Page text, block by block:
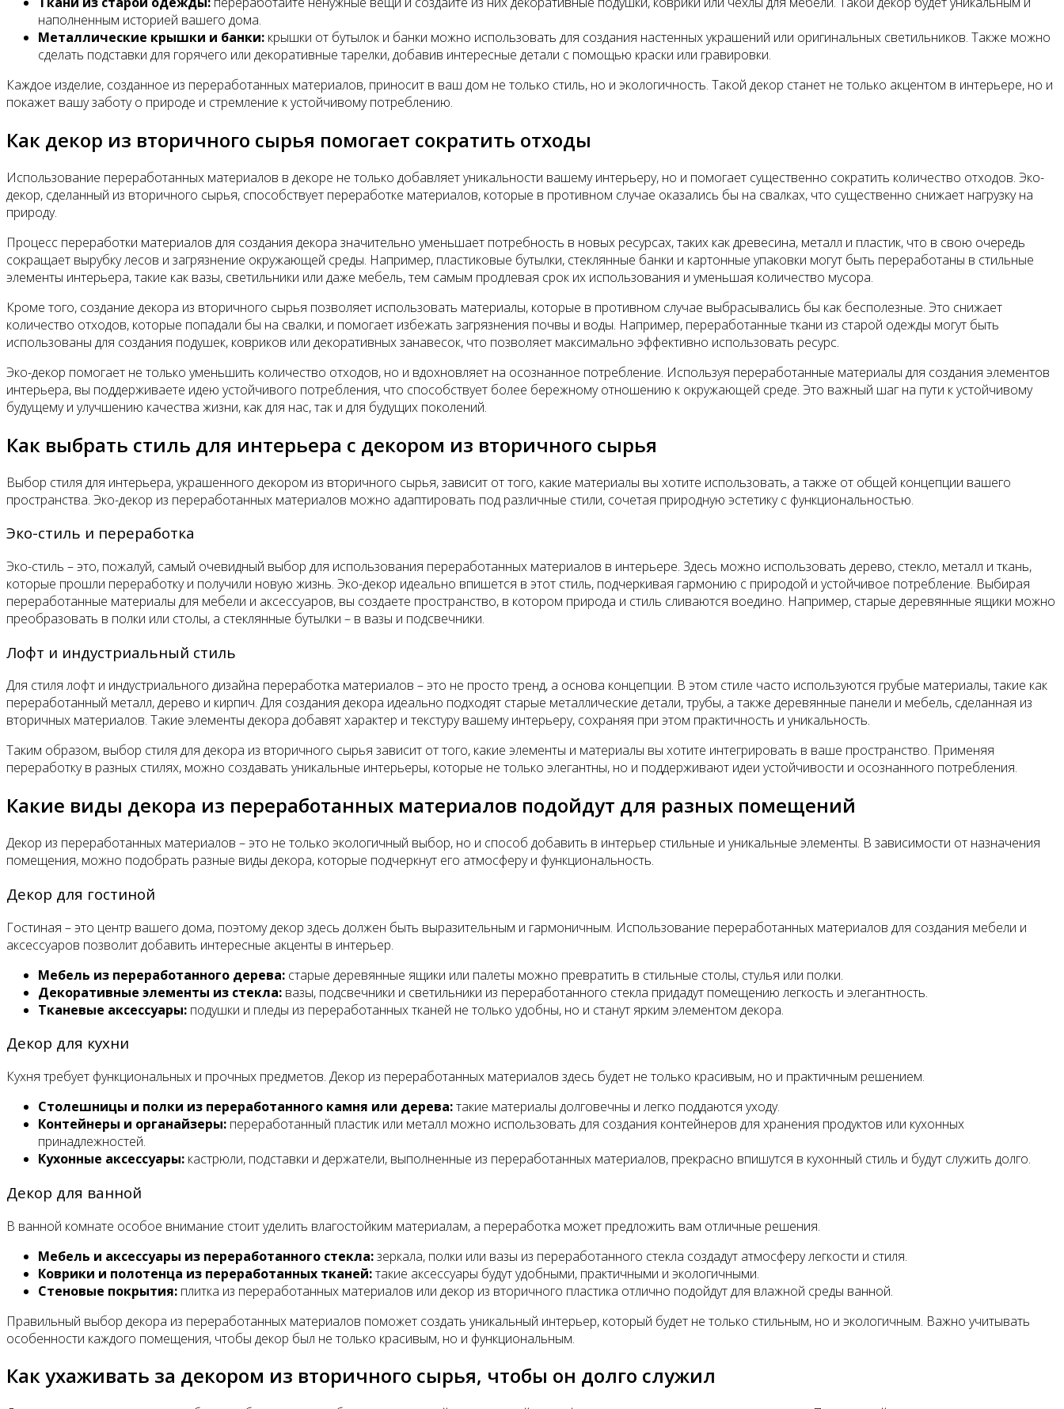
наполненным историей вашего дома.
Металлические крышки и банки: крышки от бутылок и банки можно использовать для создания настенных украшений или оригинальных светильников. Также можно
сделать подставки для горячего или декоративные тарелки, добавив интересные детали с помощью краски или гравировки.
Каждое изделие, созданное из переработанных материалов, приносит в ваш дом не только стиль, но и экологичность. Такой декор станет не только акцентом в интерьере, но и
покажет вашу заботу о природе и стремление к устойчивому потреблению.
Как декор из вторичного сырья помогает сократить отходы
Использование переработанных материалов в декоре не только добавляет уникальности вашему интерьеру, но и помогает существенно сократить количество отходов. Эко-
декор, сделанный из вторичного сырья, способствует переработке материалов, которые в противном случае оказались бы на свалках, что существенно снижает нагрузку на
природу.
Процесс переработки материалов для создания декора значительно уменьшает потребность в новых ресурсах, таких как древесина, металл и пластик, что в свою очередь
сокращает вырубку лесов и загрязнение окружающей среды. Например, пластиковые бутылки, стеклянные банки и картонные упаковки могут быть переработаны в стильные
элементы интерьера, такие как вазы, светильники или даже мебель, тем самым продлевая срок их использования и уменьшая количество мусора.
Кроме того, создание декора из вторичного сырья позволяет использовать материалы, которые в противном случае выбрасывались бы как бесполезные. Это снижает
количество отходов, которые попадали бы на свалки, и помогает избежать загрязнения почвы и воды. Например, переработанные ткани из старой одежды могут быть
использованы для создания подушек, ковриков или декоративных занавесок, что позволяет максимально эффективно использовать ресурс.
Эко-декор помогает не только уменьшить количество отходов, но и вдохновляет на осознанное потребление. Используя переработанные материалы для создания элементов
интерьера, вы поддерживаете идею устойчивого потребления, что способствует более бережному отношению к окружающей среде. Это важный шаг на пути к устойчивому
будущему и улучшению качества жизни, как для нас, так и для будущих поколений.
Как выбрать стиль для интерьера с декором из вторичного сырья
Выбор стиля для интерьера, украшенного декором из вторичного сырья, зависит от того, какие материалы вы хотите использовать, а также от общей концепции вашего
пространства. Эко-декор из переработанных материалов можно адаптировать под различные стили, сочетая природную эстетику с функциональностью.
Эко-стиль и переработка
Эко-стиль – это, пожалуй, самый очевидный выбор для использования переработанных материалов в интерьере. Здесь можно использовать дерево, стекло, металл и ткань,
которые прошли переработку и получили новую жизнь. Эко-декор идеально впишется в этот стиль, подчеркивая гармонию с природой и устойчивое потребление. Выбирая
переработанные материалы для мебели и аксессуаров, вы создаете пространство, в котором природа и стиль сливаются воедино. Например, старые деревянные ящики можно
преобразовать в полки или столы, а стеклянные бутылки – в вазы и подсвечники.
Лофт и индустриальный стиль
Для стиля лофт и индустриального дизайна переработка материалов – это не просто тренд, а основа концепции. В этом стиле часто используются грубые материалы, такие как
переработанный металл, дерево и кирпич. Для создания декора идеально подходят старые металлические детали, трубы, а также деревянные панели и мебель, сделанная из
вторичных материалов. Такие элементы декора добавят характер и текстуру вашему интерьеру, сохраняя при этом практичность и уникальность.
Таким образом, выбор стиля для декора из вторичного сырья зависит от того, какие элементы и материалы вы хотите интегрировать в ваше пространство. Применяя
переработку в разных стилях, можно создавать уникальные интерьеры, которые не только элегантны, но и поддерживают идеи устойчивости и осознанного потребления.
Какие виды декора из переработанных материалов подойдут для разных помещений
Декор из переработанных материалов – это не только экологичный выбор, но и способ добавить в интерьер стильные и уникальные элементы. В зависимости от назначения
помещения, можно подобрать разные виды декора, которые подчеркнут его атмосферу и функциональность.
Декор для гостиной
Гостиная – это центр вашего дома, поэтому декор здесь должен быть выразительным и гармоничным. Использование переработанных материалов для создания мебели и
аксессуаров позволит добавить интересные акценты в интерьер.
Мебель из переработанного дерева: старые деревянные ящики или палеты можно превратить в стильные столы, стулья или полки.
Декоративные элементы из стекла: вазы, подсвечники и светильники из переработанного стекла придадут помещению легкость и элегантность.
Тканевые аксессуары: подушки и пледы из переработанных тканей не только удобны, но и станут ярким элементом декора.
Декор для кухни
Кухня требует функциональных и прочных предметов. Декор из переработанных материалов здесь будет не только красивым, но и практичным решением.
Столешницы и полки из переработанного камня или дерева:такие материалы долговечны и легко поддаются уходу.
Контейнеры и органайзеры: переработанный пластик или металл можно использовать для создания контейнеров для хранения продуктов или кухонных
принадлежностей.
Кухонные аксессуары: кастрюли, подставки и держатели, выполненные из переработанных материалов, прекрасно впишутся в кухонный стиль и будут служить долго.
Декор для ванной
В ванной комнате особое внимание стоит уделить влагостойким материалам, а переработка может предложить вам отличные решения.
Мебель и аксессуары из переработанного стекла:зеркала, полки или вазы из переработанного стекла создадут атмосферу легкости и стиля.
Коврики и полотенца из переработанных тканей:такие аксессуары будут удобными, практичными и экологичными.
Стеновые покрытия: плитка из переработанных материалов или декор из вторичного пластика отлично подойдут для влажной среды ванной.
Правильный выбор декора из переработанных материалов поможет создать уникальный интерьер, который будет не только стильным, но и экологичным. Важно учитывать
особенности каждого помещения, чтобы декор был не только красивым, но и функциональным.
Как ухаживать за декором из вторичного сырья, чтобы он долго служил